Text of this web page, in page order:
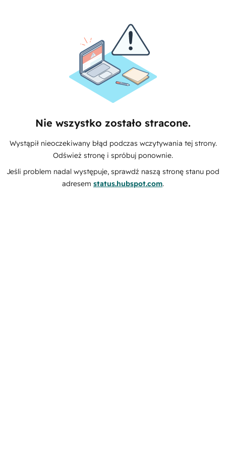
Nie wszystko zostało stracone.
Wystąpił nieoczekiwany błąd podczas wczytywania tej strony.
Odśwież stronę i spróbuj ponownie.
Jeśli problem nadal występuje, sprawdź naszą stronę stanu pod
adresem status.hubspot.com.